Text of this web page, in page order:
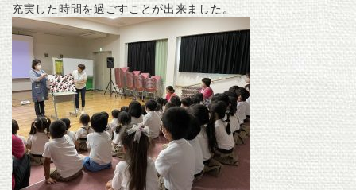
充実した時間を過ごすことが出来ました。